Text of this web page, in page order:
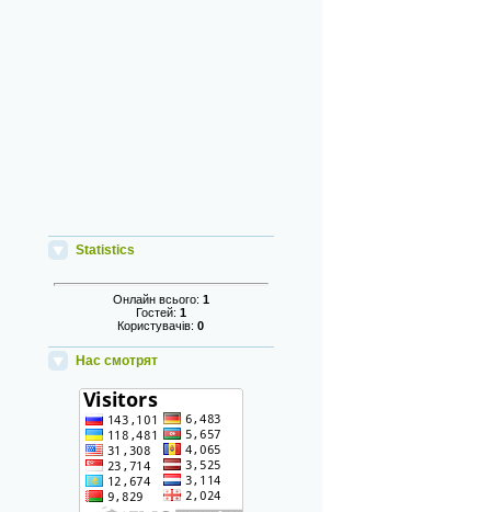
Statistics
Онлайн всього: 1
Гостей: 1
Користувачів:0
Нас смотрят